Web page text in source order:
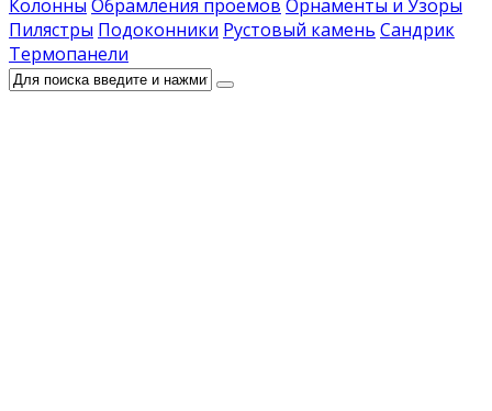
Колонны Обрамления проемов Орнаменты и Узоры
Пилястры Подоконники Рустовый камень Сандрик
Термопанели